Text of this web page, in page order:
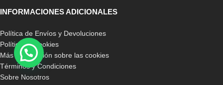
vinos que solo una vinoteca nos puede ofrecer,
el corcho de la botella, podría absorber olores y sabores que
Hay quienes se decantan especialmente por un tipo de vino,
mientras que hay otros a los que cualquier variedad les parece
INFORMACIONES ADICIONALES
Política de Envíos y Devoluciones
Política de cookies
Más información sobre las cookies
Términos y Condiciones
Sobre Nosotros